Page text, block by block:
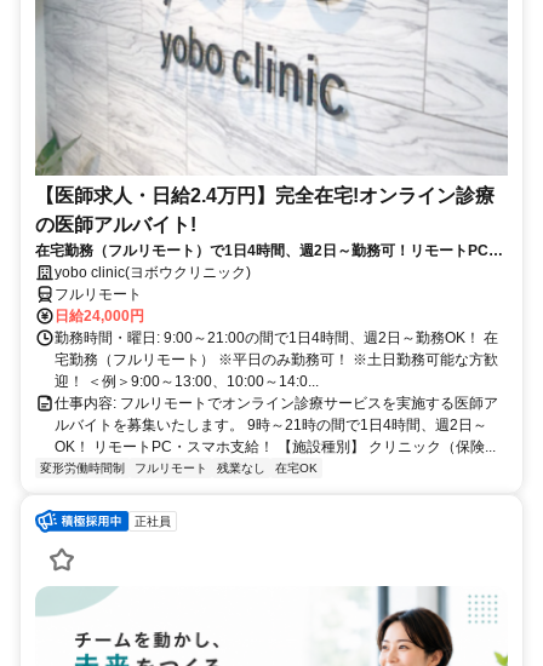
【医師求人・日給2.4万円】完全在宅!オンライン診療
の医師アルバイト!
在宅勤務（フルリモート）で1日4時間、週2日～勤務可！リモートPC・
スマホ支給！
yobo clinic(ヨボウクリニック)
フルリモート
日給24,000円
勤務時間・曜日: 9:00～21:00の間で1日4時間、週2日～勤務OK！ 在
宅勤務（フルリモート） ※平日のみ勤務可！ ※土日勤務可能な方歓
迎！ ＜例＞9:00～13:00、10:00～14:0...
仕事内容: フルリモートでオンライン診療サービスを実施する医師ア
ルバイトを募集いたします。 9時～21時の間で1日4時間、週2日～
OK！ リモートPC・スマホ支給！ 【施設種別】 クリニック（保険...
変形労働時間制 フルリモート 残業なし 在宅OK
正社員